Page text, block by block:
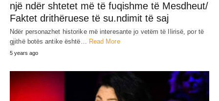
një ndër shtetet më të fʋqishme të Mesdheut/
Faktet drithëruese të su.ndimit të saj
Ndër personazhet historike më interesante jo vetëm të Ilirisë, por të
gjithë botës antike është… Read More
5 years ago